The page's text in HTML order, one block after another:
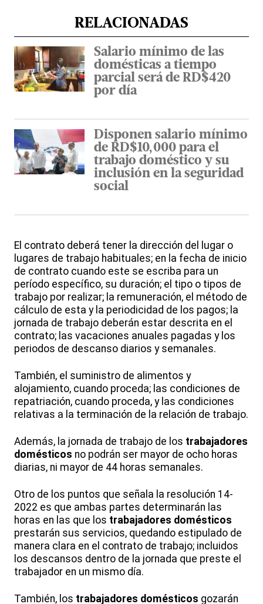
RELACIONADAS
Salario mínimo de las
domésticas a tiempo
parcial será de RD$420
por día
Disponen salario mínimo
de RD$10,000 para el
trabajo doméstico y su
inclusión en la seguridad
social
El contrato deberá tener la dirección del lugar o
lugares de trabajo habituales; en la fecha de inicio
de contrato cuando este se escriba para un
período específico, su duración; el tipo o tipos de
trabajo por realizar; la remuneración, el método de
cálculo de esta y la periodicidad de los pagos; la
jornada de trabajo deberán estar descrita en el
contrato; las vacaciones anuales pagadas y los
periodos de descanso diarios y semanales.
También, el suministro de alimentos y
alojamiento, cuando proceda; las condiciones de
repatriación, cuando proceda, y las condiciones
relativas a la terminación de la relación de trabajo.
Además, la jornada de trabajo de los trabajadores
domésticos no podrán ser mayor de ocho horas
diarias, ni mayor de 44 horas semanales.
Otro de los puntos que señala la resolución 14-
2022 es que ambas partes determinarán las
horas en las que los trabajadores domésticos
prestarán sus servicios, quedando estipulado de
manera clara en el contrato de trabajo; incluidos
los descansos dentro de la jornada que preste el
trabajador en un mismo día.
También, los trabajadores domésticos gozarán